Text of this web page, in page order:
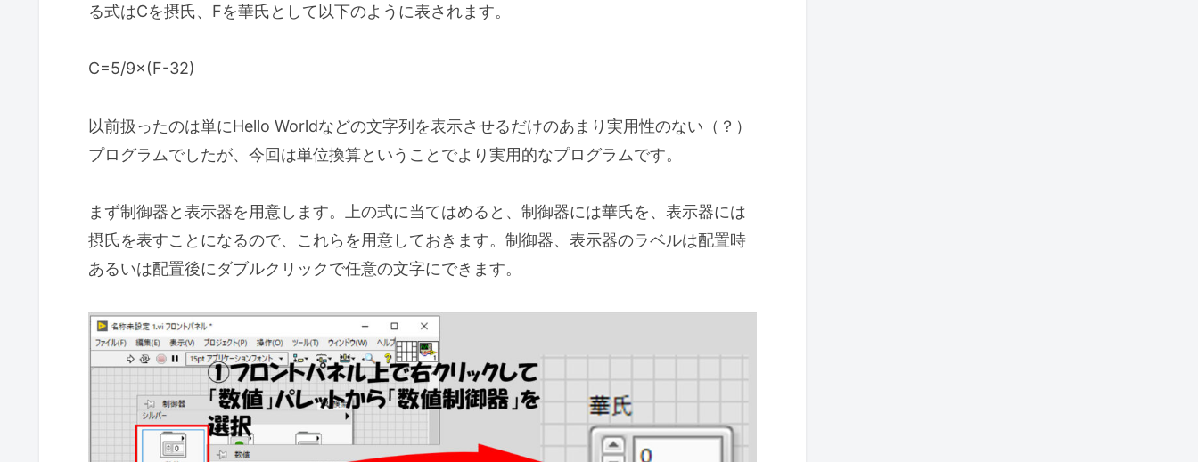
る式はCを摂氏、Fを華氏として以下のように表されます。
C=5/9×(F-32)
以前扱ったのは単にHello Worldなどの文字列を表示させるだけのあまり実用性のない（？）
プログラムでしたが、今回は単位換算ということでより実用的なプログラムです。
まず制御器と表示器を用意します。上の式に当てはめると、制御器には華氏を、表示器には
摂氏を表すことになるので、これらを用意しておきます。制御器、表示器のラベルは配置時
あるいは配置後にダブルクリックで任意の文字にできます。